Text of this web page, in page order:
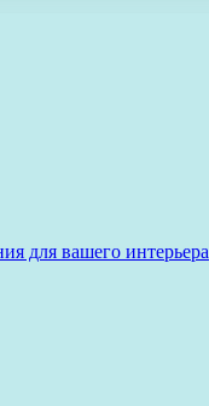
для вашего интерьера